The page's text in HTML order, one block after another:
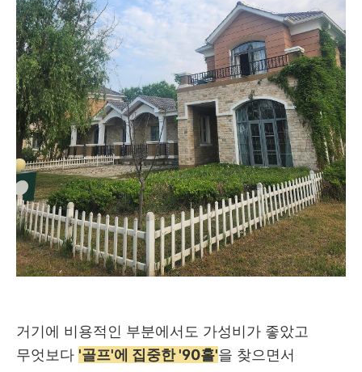
거기에 비용적인 부분에서도 가성비가 좋았고
무엇보다 '골프'에 집중한 '90홀'을 찾으면서